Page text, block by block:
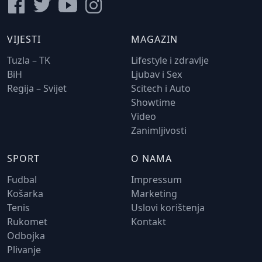
VIJESTI
Tuzla – TK
BiH
Regija – Svijet
MAGAZIN
Lifestyle i zdravlje
Ljubav i Sex
Scitech i Auto
Showtime
Video
Zanimljivosti
SPORT
Fudbal
Košarka
Tenis
Rukomet
Odbojka
Plivanje
O NAMA
Impressum
Marketing
Uslovi korištenja
Kontakt